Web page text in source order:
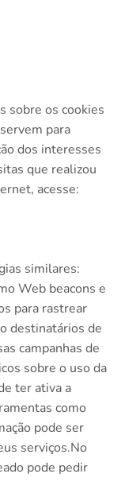
sobre os cookies
para
dos interesses
que realizou
acesse:
similares:
Web beacons e
para rastrear
destinatários de
campanhas de
sobre o uso da
ter ativa a
como
pode ser
serviços.No
pode pedir